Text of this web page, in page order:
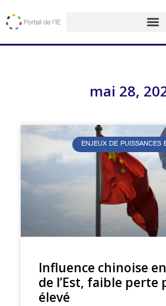
mai 28,
ENJEUX DE
Influence chinoise
de l’Est, faible perte
élevé